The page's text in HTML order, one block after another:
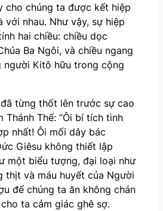
cho chúng ta được kết hiệp
với nhau. Như vậy, sự hiệp
hai chiều: chiều dọc
Ba Ngôi, và chiều ngang
người Kitô hữu trong cộng
từng thốt lên trước sự cao
Thánh Thể: “Ôi bí tích tình
nhất! Ôi mối dây bác
Giêsu không thiết lập
một biểu tượng, đại loại như
thịt và máu huyết của Người
để chúng ta ăn không chán
ta cảm giác ghê sợ.